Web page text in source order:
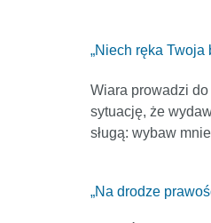
„Niech ręka Twoja
Wiara prowadzi
sytuację, że
sługą: wybaw
„Na drodze